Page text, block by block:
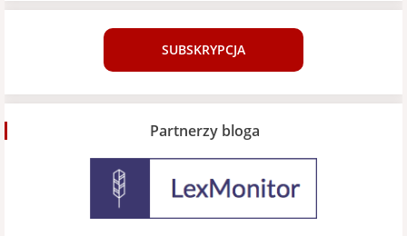
SUBSKRYPCJA
Partnerzy bloga